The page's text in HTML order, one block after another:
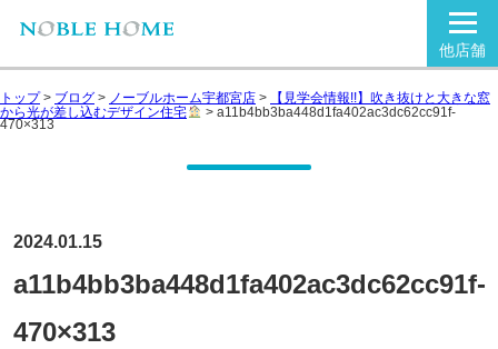
他店舗
トップ> ブログ > ノーブルホーム宇都宮店 >
【見学会情報!!】吹き抜けと大きな窓
から光が差し込むデザイン住宅
> a11b4bb3ba448d1fa402ac3dc62cc91f-
470×313
2024.01.15
a11b4bb3ba448d1fa402ac3dc62cc91f-
470×313